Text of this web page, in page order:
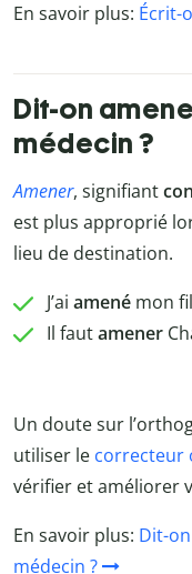
En savoir plus: Écrit-
Dit-on
médecin ?
Amener, signifiant
est plus approprié
lieu de destination.
J’ai amené mon
Il fautamener
Un doute sur
utiliser le correcteur
vérifier et améliorer
En savoir plus: Dit-
médecin ?